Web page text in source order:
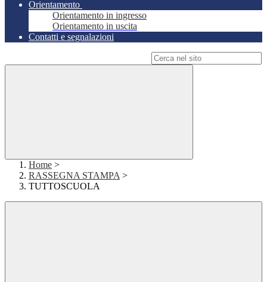
Orientamento
Orientamento in ingresso
Orientamento in uscita
Contatti e segnalazioni
Home >
RASSEGNA STAMPA >
TUTTOSCUOLA